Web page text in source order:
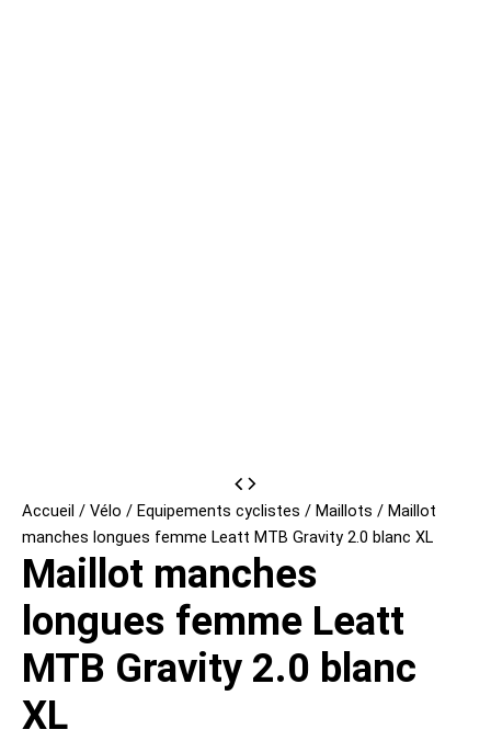
Accueil / Vélo / Equipements cyclistes / Maillots / Maillot
manches longues femme Leatt MTB Gravity 2.0 blanc XL
Maillot manches
longues femme Leatt
MTB Gravity 2.0 blanc
XL